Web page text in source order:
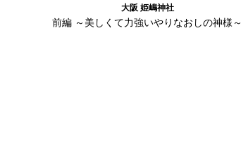
大阪 姫嶋神社
前編 ～美しくて力強いやりなおしの神様～